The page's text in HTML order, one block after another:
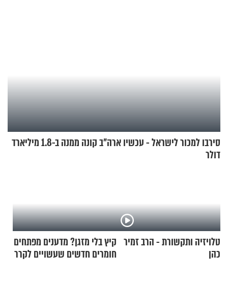
סירבו למכור לישראל - עכשיו ארה"ב קונה ממנה ב-1.8 מיליארד
דולר
טלויזיה ותקשורת - הרב זמיר
כהן
קיץ בלי מזגן? מדענים מפתחים
חומרים חדשים שעשויים לקרר